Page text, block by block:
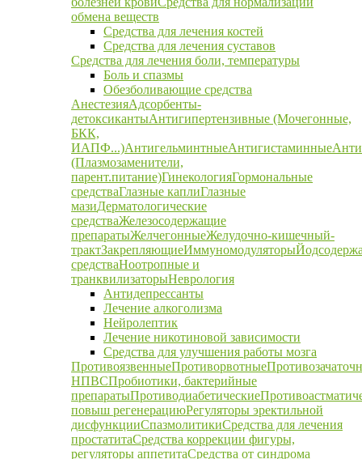
обмена веществ
Средства для лечения костей
Средства для лечения суставов
Средства для лечения боли, температуры
Боль и спазмы
Обезболивающие средства
АнестезияАдсорбенты-
детоксикантыАнтигипертензивные (Мочегонные,
БКК,
ИАПФ...)АнтигельминтныеАнтигистаминные
(Плазмозаменители,
парент.питание)ГинекологияГормональные
средстваГлазные каплиГлазные
мазиДерматологические
средстваЖелезосодержащие
препаратыЖелчегонныеЖелудочно-кишечный-
трактЗакрепляющиеИммуномодуляторы
средстваНоотропные и
транквилизаторыНеврология
Антидепрессанты
Лечение алкоголизма
Нейролептик
Лечение никотиновой зависимости
Средства для улучшения работы мозга
ПротивоязвенныеПротиворвотные
НПВСПробиотики, бактерийные
препаратыПротиводиабетические
повыш регенерациюРегуляторы эректильной
дисфункцииСпазмолитикиСредства для лечения
простатитаСредства коррекции фигуры,
регуляторы аппетитаСредства от синдрома